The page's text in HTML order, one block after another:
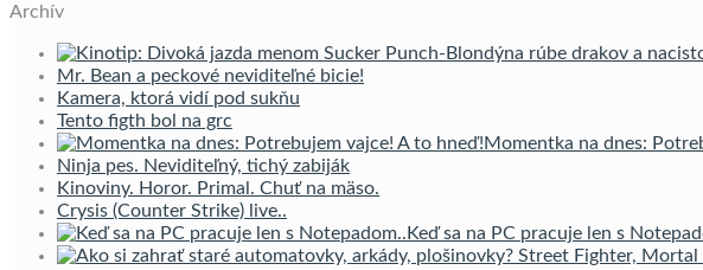
Archív
Mr. Bean a peckové neviditeľné bicie!
Kamera, ktorá vidí pod sukňu
Tento figth bol na grc
Momentka na dnes:
Ninja pes. Neviditeľný, tichý zabiják
Kinoviny. Horor. Primal. Chuť na mäso.
Crysis (Counter Strike) live..
Keď sa na PC pracuje len s